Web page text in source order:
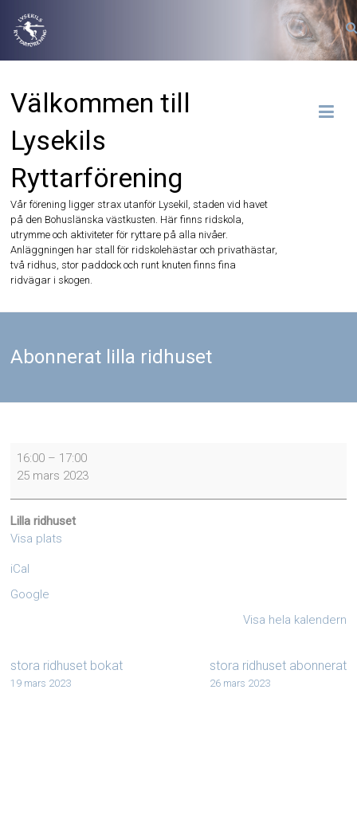
innehåll
Välkommen till
Lysekils
Ryttarförening
Vår förening ligger strax utanför Lysekil, staden vid havet
på den Bohuslänska västkusten. Här finns ridskola,
utrymme och aktiviteter för ryttare på alla nivåer.
Anläggningen har stall för ridskolehästar och privathästar,
två ridhus, stor paddock och runt knuten finns fina
ridvägar i skogen.
Abonnerat lilla ridhuset
Abonnerat
lilla
16:00 – 17:00
25 mars 2023
Lilla ridhuset
Visa plats
iCal
Google
Visa hela kalendern
stora ridhuset bokat
19 mars 2023
stora ridhuset abonnerat
26 mars 2023